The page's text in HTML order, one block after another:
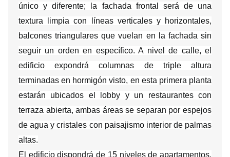
único y diferente; la fachada frontal será de una
textura limpia con líneas verticales y horizontales,
balcones triangulares que vuelan en la fachada sin
seguir un orden en específico. A nivel de calle, el
edificio expondrá columnas de triple altura
terminadas en hormigón visto, en esta primera planta
estarán ubicados el lobby y un restaurantes con
terraza abierta, ambas áreas se separan por espejos
de agua y cristales con paisajismo interior de palmas
altas.
El edificio dispondrá de 15 niveles de apartamentos,